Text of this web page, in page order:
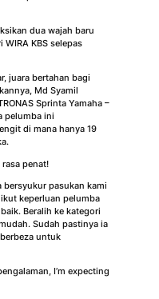
dua wajah baru
KBS selepas
juara bertahan bagi
Md Syamil
Sprinta Yamaha –
pelumba ini
di mana hanya 19
penat!
bersyukur pasukan kami
keperluan pelumba
Beralih ke kategori
Sudah pastinya ia
untuk
I’m expecting